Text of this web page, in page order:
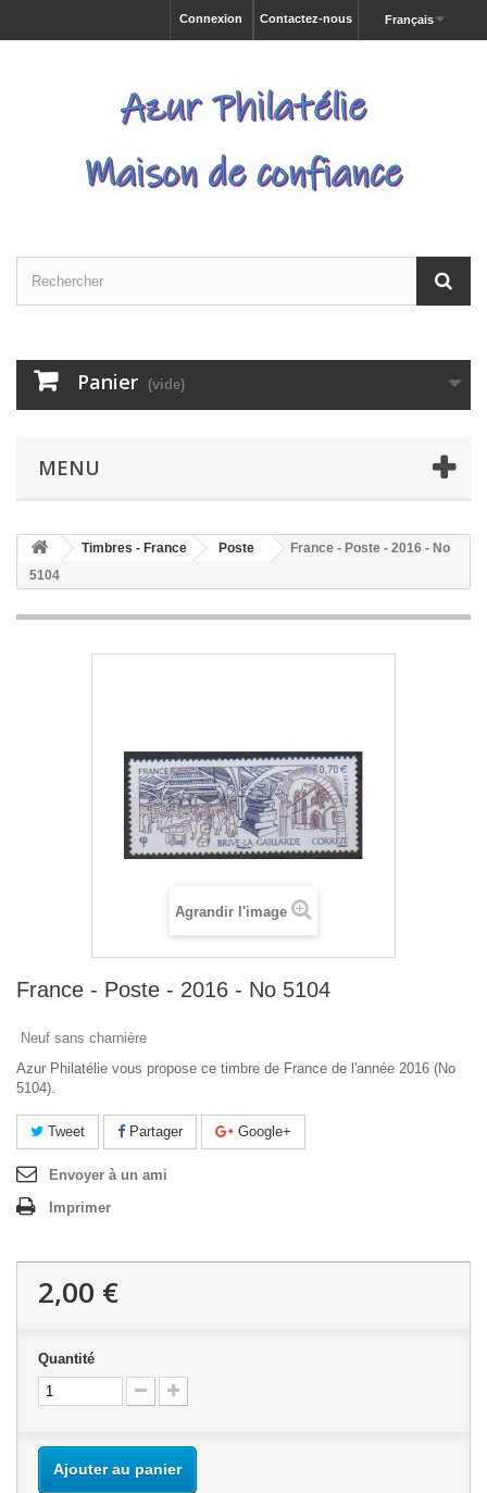
Français
Contactez-nous
Connexion
Panier (vide)
MENU
Timbres - France Poste
France - Poste - 2016 - No
5104
Agrandir l'image
France - Poste - 2016 - No 5104
Neuf sans charnière
Azur Philatélie vous propose ce timbre de France de l'année 2016 (No
5104).
Tweet Partager Google+
Envoyer à un ami
Imprimer
2,00 €
Quantité
Ajouter au panier